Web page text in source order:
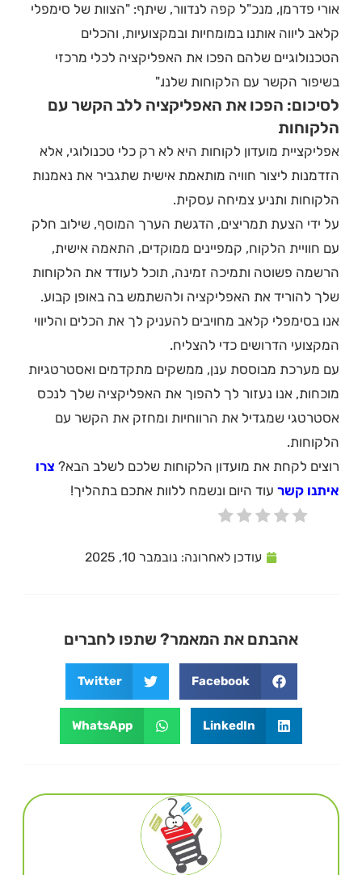
אורי פדרמן, מנכ"ל קפה לנדוור, שיתף: "הצוות של סימפלי
קלאב ליווה אותנו במומחיות ובמקצועיות, והכלים
הטכנולוגיים שלהם הפכו את האפליקציה לכלי מרכזי
בשיפור הקשר עם הלקוחות שלנו."
לסיכום: הפכו את האפליקציה ללב הקשר עם
הלקוחות
אפליקציית מועדון לקוחות היא לא רק כלי טכנולוגי, אלא
הזדמנות ליצור חוויה מותאמת אישית שתגביר את נאמנות
הלקוחות ותניע צמיחה עסקית.
על ידי הצעת תמריצים, הדגשת הערך המוסף, שילוב חלק
עם חוויית הלקוח, קמפיינים ממוקדים, התאמה אישית,
הרשמה פשוטה ותמיכה זמינה, תוכל לעודד את הלקוחות
שלך להוריד את האפליקציה ולהשתמש בה באופן קבוע.
אנו בסימפלי קלאב מחויבים להעניק לך את הכלים והליווי
המקצועי הדרושים כדי להצליח.
עם מערכת מבוססת ענן, ממשקים מתקדמים ואסטרטגיות
מוכחות, אנו נעזור לך להפוך את האפליקציה שלך לנכס
אסטרטגי שמגדיל את הרווחיות ומחזק את הקשר עם
הלקוחות.
רוצים לקחת את מועדון הלקוחות שלכם לשלב הבא? צרו
איתנו קשר עוד היום ונשמח ללוות אתכם בתהליך!
עודכן לאחרונה: נובמבר 10, 2025
אהבתם את המאמר? שתפו לחברים
Facebook
Twitter
LinkedIn
WhatsApp